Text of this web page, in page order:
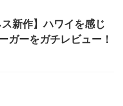
ス新作】ハワイを感じ
ガーをガチレビュー！